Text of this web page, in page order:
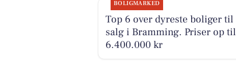
BOLIGMARKED
Top 6 over dyreste boliger til
salg i Bramming. Priser op til
6.400.000 kr